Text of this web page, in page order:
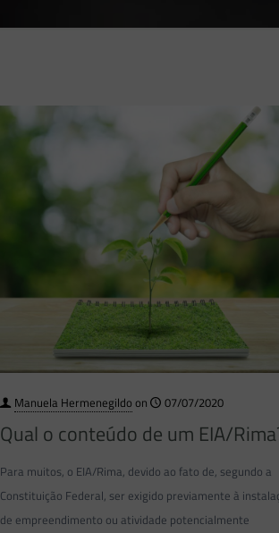
Manuela Hermenegildo on 07/07/2020
Qual o conteúdo de um EIA/
Para muitos, o EIA/Rima, devido ao fato de, segundo a
Constituição Federal, ser exigido previamente à
de empreendimento ou atividade potencialmente